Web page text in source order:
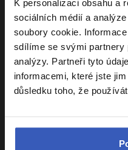
K personalizaci obsahu a
sociálních médií a
soubory cookie.
sdílíme se svými partnery
analýzy. Partneři tyto
informacemi, které jste
důsledku toho, že
VIP